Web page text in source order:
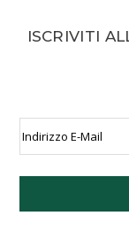
ISCRIVITI